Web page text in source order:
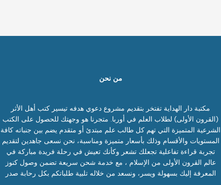
من نحن
مكتبة دار الهداية تفتخر بتقديم مشروع دعوي هدفه تيسير كتب أهل الأثر
(القرون الأولى) لطلاب العلم في أوربا. متجرنا هو وجهتك للحصول على الكتب
الشرعية المتميزة التي تهم كل طالب علم مبتدئ أو متقدم يضم بين جنباته كافة
المستويات والأقسام وذلك بأسعار متميزة ومناسبة، نحن نسعى جاهدين لتقديم
تجربة قراءة تفاعلية تجعلك تشعر وكأنك تعيش في رحلة فريدة مباركة في
عالم القرون الأولى من الإسلام ، مع خدمة شحن سريعة تضمن وصول كنوز
المعرفة إليك بسهولة ويسر، ونسعد من خلاله تلبية طلباتكم بكل رحابة صدر